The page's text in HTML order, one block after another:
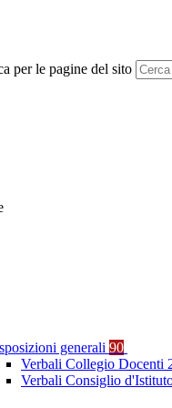
per le pagine del sito
generali 90
Verbali Collegio Docenti
Verbali Consiglio